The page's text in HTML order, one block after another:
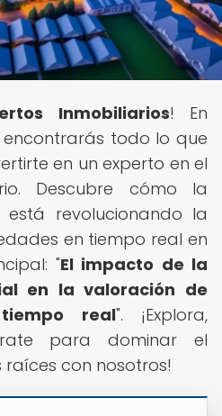
Inmobiliarios! En
todo lo que
en un experto en el
Descubre cómo la
está revolucionando la
en tiempo real en
"El impacto de la
en la valoración de
real". ¡Explora,
para dominar el
con nosotros!